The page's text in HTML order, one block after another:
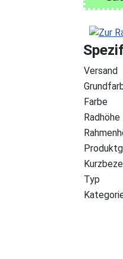
Versand
Farbe
Radhöhe
Typ